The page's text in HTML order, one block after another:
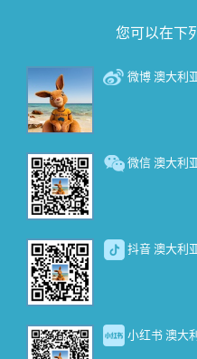
您可以在下
微博 澳大利
微信 澳大利
抖音 澳大利
小红书 澳大